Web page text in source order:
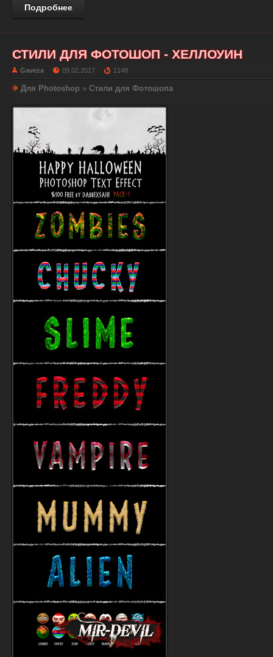
Подробнее
СТИЛИ ДЛЯ ФОТОШОП - ХЕЛЛОУИН
Gaveza 09.02.2017 1148
Для Photoshop » Стили для Фотошопа